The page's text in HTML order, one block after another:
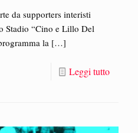
da supporters interisti
Stadio “Cino e Lillo Del
la […]
Leggi tutto